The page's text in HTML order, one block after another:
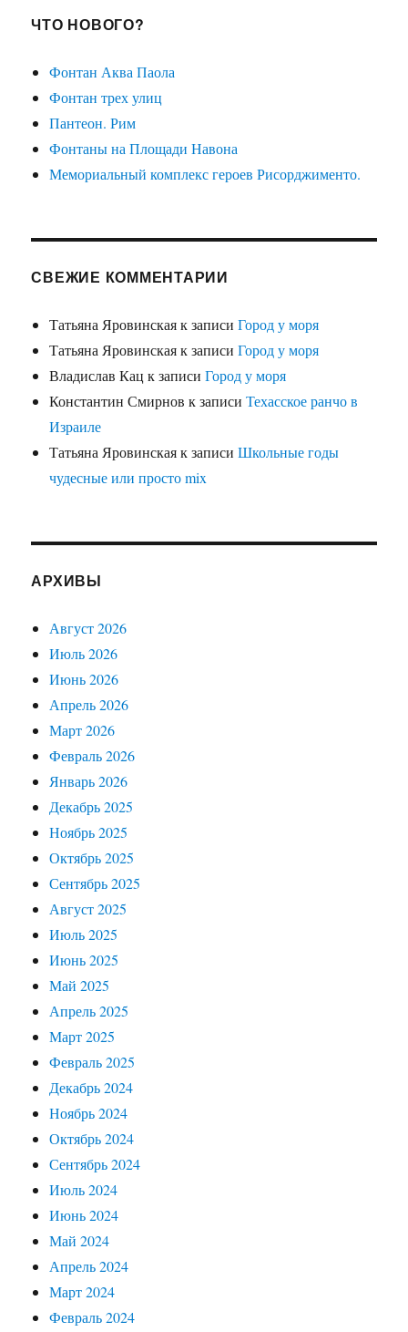
ЧТО НОВОГО?
Фонтан Аква Паола
Фонтан трех улиц
Пантеон. Рим
Фонтаны на Площади Навона
Мемориальный комплекс героев Рисорджименто.
СВЕЖИЕ КОММЕНТАРИИ
Татьяна Яровинскаяк записиГород у моря
Татьяна Яровинскаяк записиГород у моря
Владислав Кац к записиГород у моря
Константин Смирнов к записиТехасское ранчо в
Израиле
Татьяна Яровинскаяк записиШкольные годы
чудесные или просто mix
АРХИВЫ
Август 2026
Июль 2026
Июнь 2026
Апрель 2026
Март 2026
Февраль 2026
Январь 2026
Декабрь 2025
Ноябрь 2025
Октябрь 2025
Сентябрь 2025
Август 2025
Июль 2025
Июнь 2025
Май 2025
Апрель 2025
Март 2025
Февраль 2025
Декабрь 2024
Ноябрь 2024
Октябрь 2024
Сентябрь 2024
Июль 2024
Июнь 2024
Май 2024
Апрель 2024
Март 2024
Февраль 2024